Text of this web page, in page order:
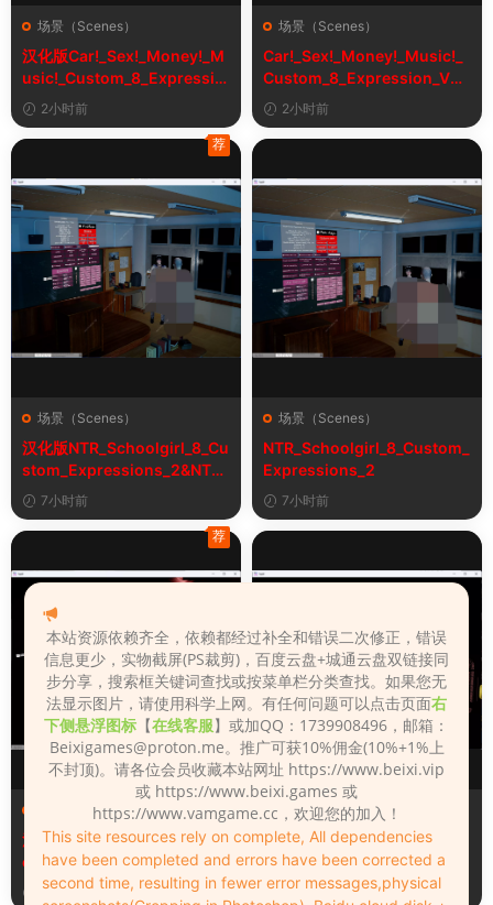
场景（Scenes）
汉化版Car!_Sex!_Money!_M
usic!_Custom_8_Expressio
n_V2_1&车！性！钱！音乐！
自定义表情
2小时前
场景（Scenes）
Car!_Sex!_Money!_Music!_
Custom_8_Expression_V2_
1
2小时前
场景（Scenes）
汉化版NTR_Schoolgirl_8_Cu
stom_Expressions_2&NTR
女学生8自定义表情
7小时前
荐
场景（Scenes）
NTR_Schoolgirl_8_Custom_
Expressions_2
7小时前
场景（Scenes）
汉化版Fall_Of_Dynasty_Silh
ouette_Play_Bug_Fixed_2&
《王朝陨落》剪影玩法修复版
3天前
荐
场景（Scenes）
Fall_Of_Dynasty_Silhouette
_Play_Bug_Fixed_2
3天前
本站资源依赖齐全，依赖都经过补全和错误二次修正，错误
信息更少，实物截屏(PS裁剪)，百度云盘+城通云盘双链接同
步分享，搜索框关键词查找或按菜单栏分类查找。如果您无
法显示图片，请使用科学上网。有任何问题可以点击页面右
下侧悬浮图标 【在线客服】或加QQ：1739908496，邮箱：
Beixigames@proton.me。推广可获10%佣金(10%+1%上
不封顶)。请各位会员收藏本站网址 https://www.beixi.vip
或 https://www.beixi.games 或
https://www.vamgame.cc，欢迎您的加入！
This site resources rely on complete, All dependencies
have been completed and errors have been corrected a
second time, resulting in fewer error messages,physical